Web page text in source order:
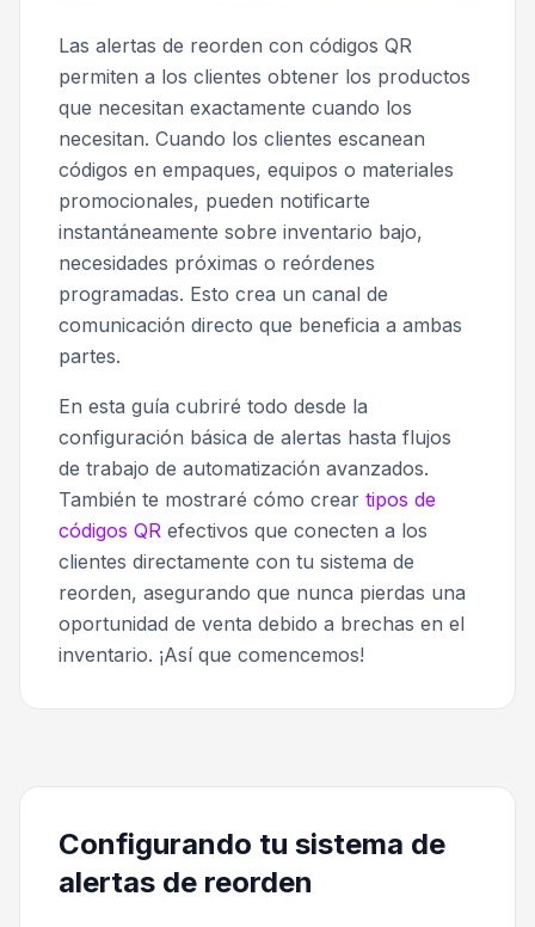
Las alertas de reorden con códigos QR
permiten a los clientes obtener los productos
que necesitan exactamente cuando los
necesitan. Cuando los clientes escanean
códigos en empaques, equipos o materiales
promocionales, pueden notificarte
instantáneamente sobre inventario bajo,
necesidades próximas o reórdenes
programadas. Esto crea un canal de
comunicación directo que beneficia a ambas
partes.
En esta guía cubriré todo desde la
configuración básica de alertas hasta flujos
de trabajo de automatización avanzados.
También te mostraré cómo crear tipos de
códigos QR efectivos que conecten a los
clientes directamente con tu sistema de
reorden, asegurando que nunca pierdas una
oportunidad de venta debido a brechas en el
inventario. ¡Así que comencemos!
Configurando tu sistema de
alertas de reorden